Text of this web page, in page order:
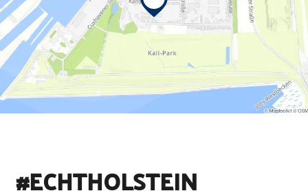
#ECHTHOLSTEIN